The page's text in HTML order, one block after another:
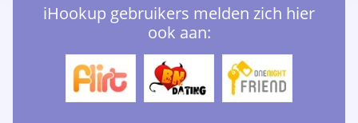
iHookup gebruikers melden zich hier
ook aan: